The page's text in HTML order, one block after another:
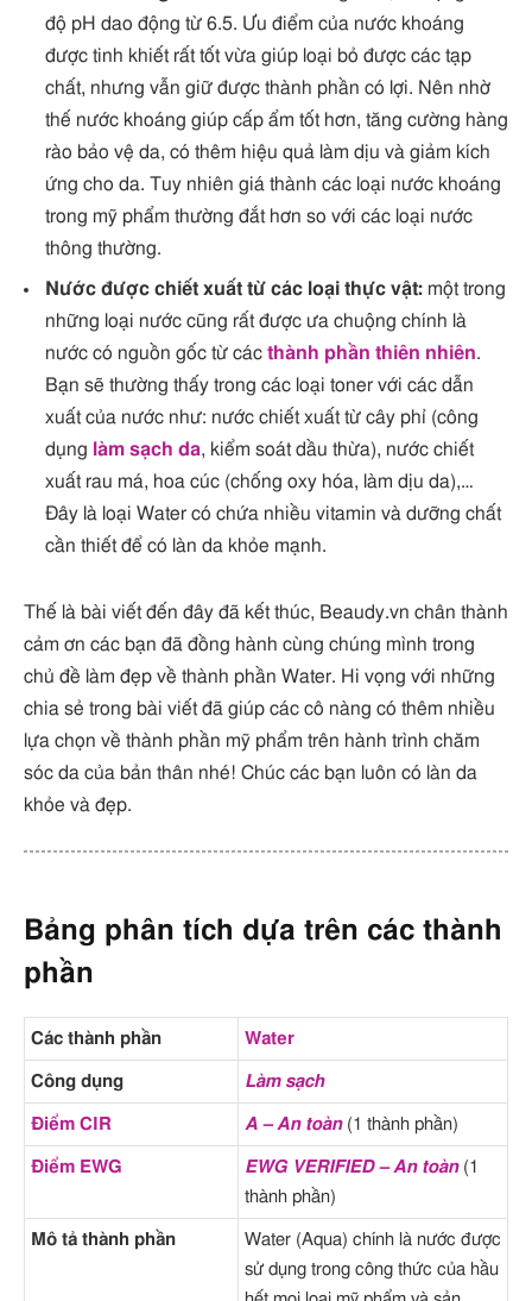
độ pH dao động từ 6.5. Ưu điểm của nước khoáng
được tinh khiết rất tốt vừa giúp loại bỏ được các tạp
chất, nhưng vẫn giữ được thành phần có lợi. Nên nhờ
thế nước khoáng giúp cấp ẩm tốt hơn, tăng cường hàng
rào bảo vệ da, có thêm hiệu quả làm dịu và giảm kích
ứng cho da. Tuy nhiên giá thành các loại nước khoáng
trong mỹ phẩm thường đắt hơn so với các loại nước
thông thường.
Nước được chiết xuất từ các loại thực vật: một trong
những loại nước cũng rất được ưa chuộng chính là
nước có nguồn gốc từ các thành phần thiên nhiên.
Bạn sẽ thường thấy trong các loại toner với các dẫn
xuất của nước như: nước chiết xuất từ cây phỉ (công
dụng làm sạch da, kiểm soát dầu thừa), nước chiết
xuất rau má, hoa cúc (chống oxy hóa, làm dịu da),…
Đây là loại Water có chứa nhiều vitamin và dưỡng chất
cần thiết để có làn da khỏe mạnh.
Thế là bài viết đến đây đã kết thúc, Beaudy.vn chân thành
cảm ơn các bạn đã đồng hành cùng chúng mình trong
chủ đề làm đẹp về thành phần Water. Hi vọng với những
chia sẻ trong bài viết đã giúp các cô nàng có thêm nhiều
lựa chọn về thành phần mỹ phẩm trên hành trình chăm
sóc da của bản thân nhé! Chúc các bạn luôn có làn da
khỏe và đẹp.
Bảng phân tích dựa trên các thành
phần
Các thành phần Water
Công dụng Làm sạch
Điểm CIR A – An toàn(1 thành phần)
Điểm EWG EWG VERIFIED – An toàn(1
thành phần)
Mô tả thành phần
Water (Aqua) chính là nước được
sử dụng trong công thức của hầu